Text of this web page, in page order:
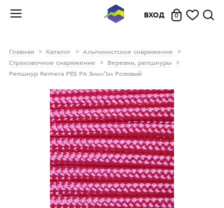
ВХОД 0
Главная Каталог
Альпинистское снаряжение
Страховочное снаряжение
Веревки, репшнуры
Репшнур Remera PES РА 3мм/1м Розовый